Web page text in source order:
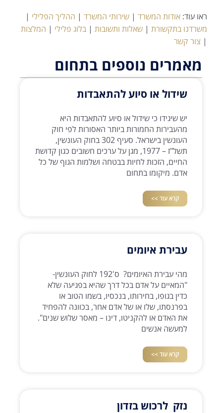
ראו עוד: אודות המשרד | שירותי המשרד | ההליך הפלילי |
משרדנו בתקשורת | שאלות ותשובות | בלוג פלילי | המלצות
| צור קשר
מאמרים נוספים בתחום
שידול או סיוע להתאבדות
יש שיגידו כי שידול או סיוע להתאבדות היא
מהעבירות החמורות ביותר האסורות לפי חוק
העונשין בישראל. סעיף 302 בחוק העונשין,
תשל"ז – 1977, מגן על ערכים חשובים כגון קדושת
החיים, הזכות לחיות בבטחה ושלמות הגוף של כל
אדם. מיקומו בתחום
קרא עוד >>
עבירת איומים
מהי עבירת האיומים? ס'192 לחוק העונשין-
"המאיים על אדם בכל דרך שהיא בפגיעה שלא
כדין בגופו, בחירותו, בנכסיו, בשמו הטוב או
בפרנסתו, שלו או של אדם אחר, בכוונה להפחיד
את האדם או להקניטו, דינו – מאסר שלוש שנים".
למעשה אנשים
קרא עוד >>
נזק לרכוש בזדון